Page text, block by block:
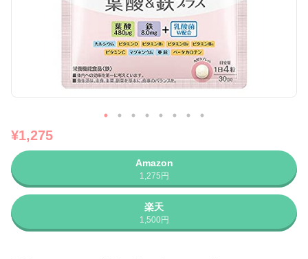
¥1,275
Amazon
1,275円
楽天
1,500円